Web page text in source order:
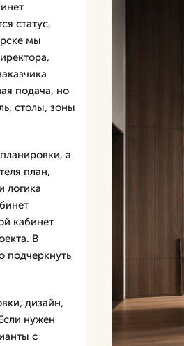
статус,
мы
подача, но
столы, зоны
а
план,
логика
кабинет
В
подчеркнуть
дизайн,
нужен
с